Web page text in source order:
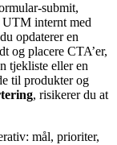
submit,
internt med
opdaterer en
og placere CTA’er,
tjekliste eller en
til produkter og
, risikerer du at
mål, prioriter,